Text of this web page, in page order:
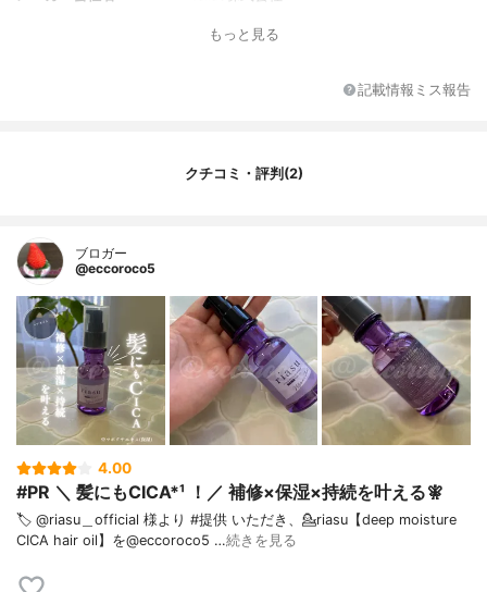
もっと見る
記載情報ミス報告
クチコミ・評判(2)
ブロガー
@eccoroco5
4.00
#PR ＼ 髪にもCICA*¹ ！／ 補修×保湿×持続を叶える🧚
🏷️ @riasu＿official 様より #提供 いただき、⁡💁riasu【deep moisture
CICA hair oil】を@eccoroco5 …続きを見る